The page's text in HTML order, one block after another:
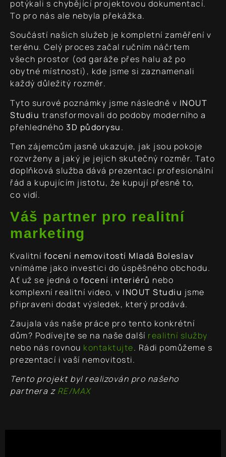
potýkali s chybějící projektovou dokumentací.
To pro nás ale nebyla překážka.
Součástí našich služeb je kompletní zaměření v
terénu. Celý proces začal ručním náčrtem
všech prostor (od garáže přes halu až po
obytné místnosti), kde jsme si zaznamenali
každý důležitý rozměr.
Tyto surové poznámky jsme následně v INOUT
Studiu transformovali do podoby moderního a
přehledného 3D půdorysu.
Ten zájemcům jasně ukazuje, jak jsou pokoje
rozvrženy a jaký je jejich skutečný rozměr. Tato
doplňková služba dává prezentaci profesionální
řád a kupujícím jistotu, že kupují přesně to,
co vidí.
Váš partner pro realitní
marketing
Kvalitní focení nemovitostí Mladá Boleslav
vnímáme jako investici do úspěšného obchodu.
Ať už se jedná o focení interiérů nebo
komplexní realitní video, v INOUT Studiu jsme
připraveni dodat výsledek, který prodává.
Zaujala vás naše práce pro tento konkrétní
dům? Podívejte se na naše další realitní služby
nebo nás rovnou kontaktujte. Rádi pomůžeme s
prezentací i vaší nemovitosti.
Tento projekt byl realizován pro našeho
partnera z RE/MAX